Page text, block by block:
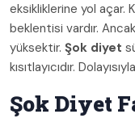
eksikliklerine yol açar.
beklentisi vardır.
yüksektir. Şok diyet
kısıtlayıcıdır.
Şok Diyet